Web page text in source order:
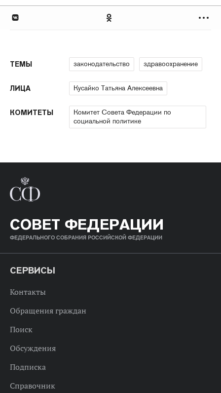
ТЕМЫ законодательство здравоохранение
ЛИЦА Кусайко Татьяна Алексеевна
КОМИТЕТЫ
Комитет Совета Федерации по
социальной политике
СОВЕТ ФЕДЕРАЦИИ
ФЕДЕРАЛЬНОГО СОБРАНИЯ РОССИЙСКОЙ ФЕДЕРАЦИИ
СЕРВИСЫ
Контакты
Обращения граждан
Поиск
Обсуждения
Подписка
Справочник